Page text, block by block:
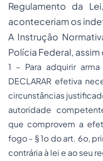
Regulamento da
aconteceriam os
A Instrução
Polícia Federal,
1 – Para adquirir
DECLARAR efetiva
circunstâncias
autoridade
que comprovem a
fogo - § 1o do art. 6o,
contrária à lei e ao seu